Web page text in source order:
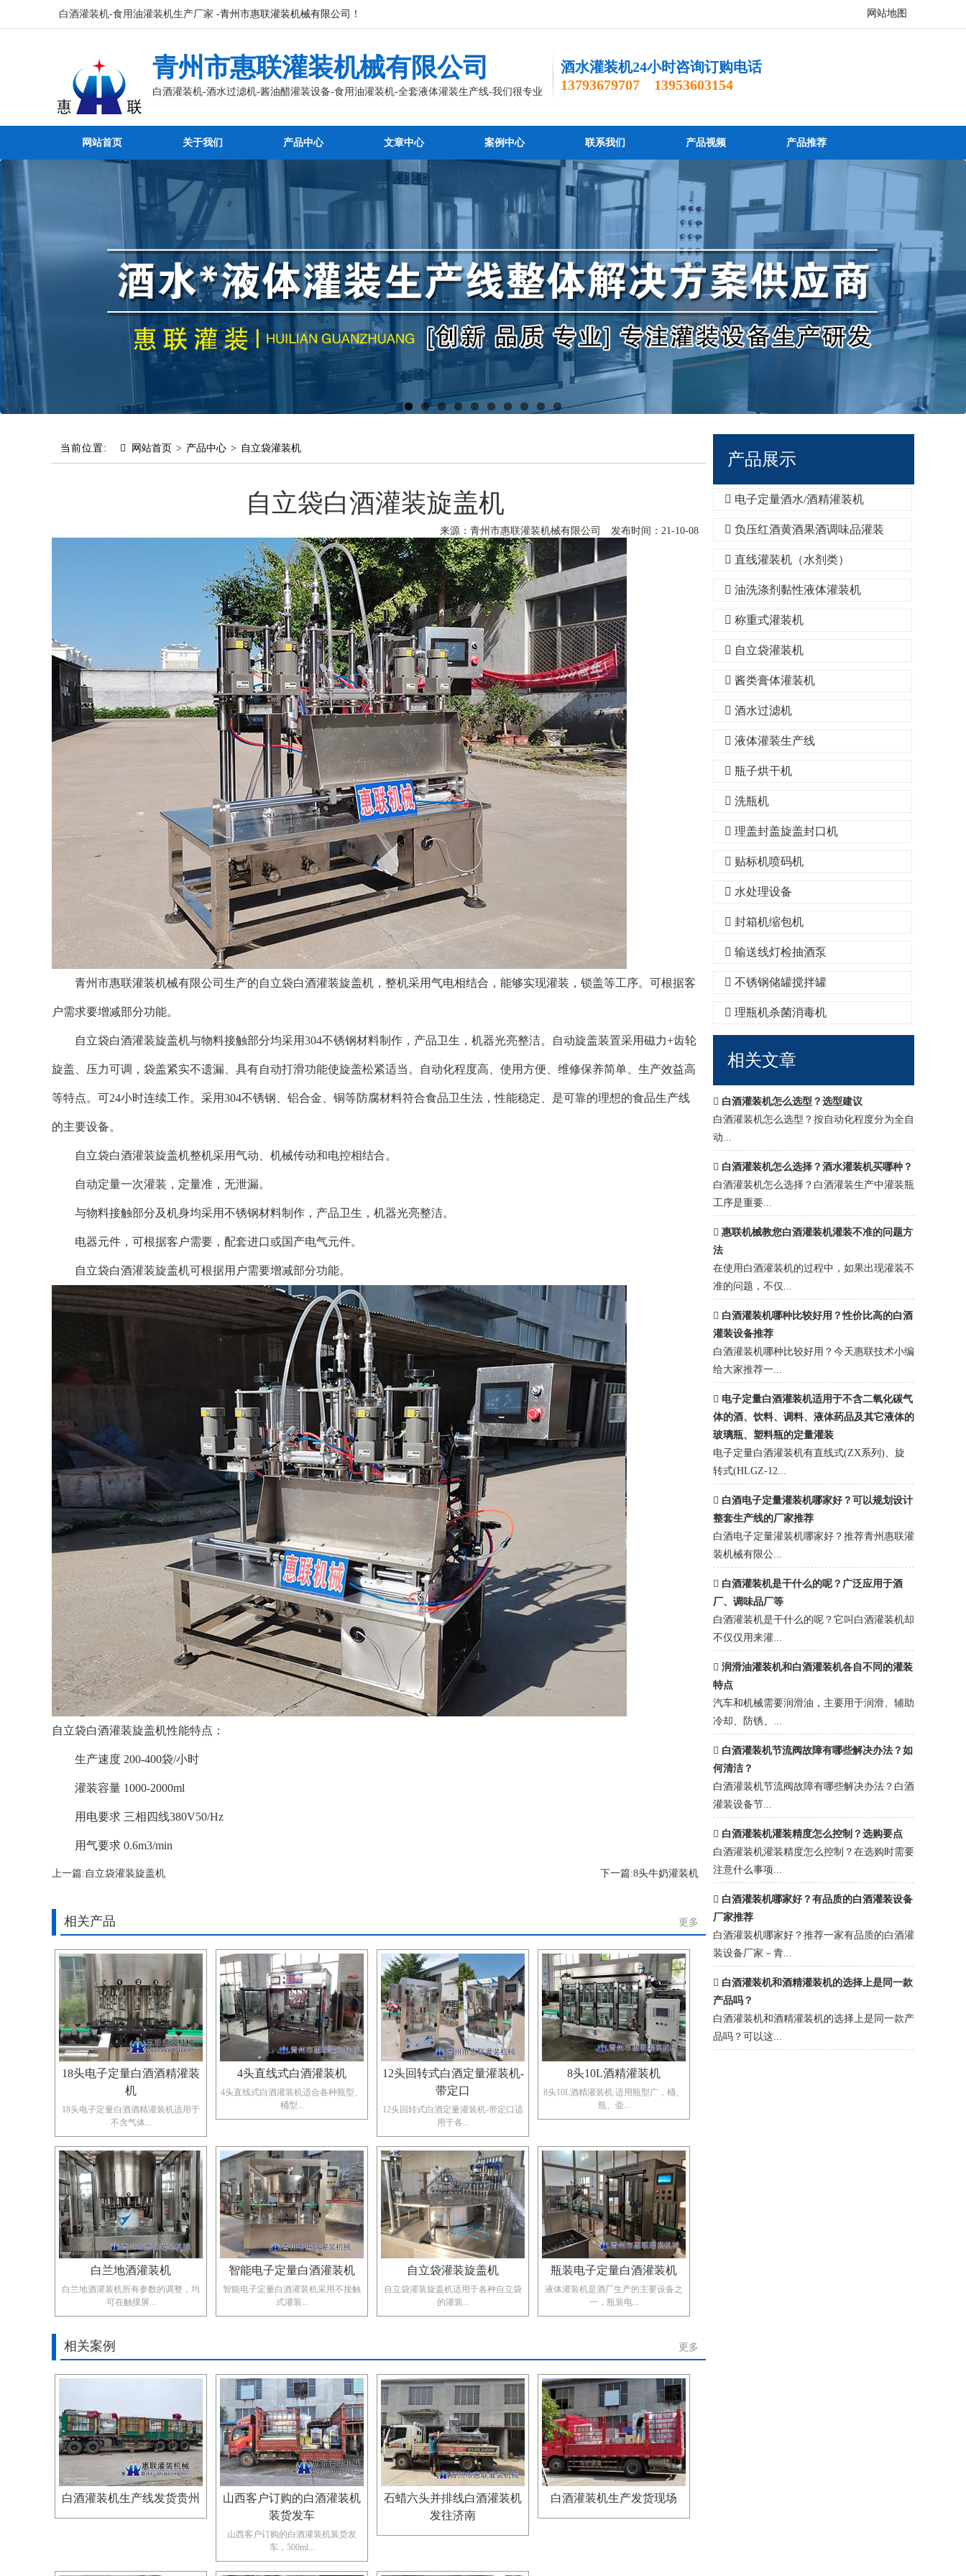
白酒灌装机-食用油灌装机生产厂家 -青州市惠联灌装机械有限公司！ 网站地图
青州市惠联灌装机械有限公司
白酒灌装机-酒水过滤机-酱油醋灌装设备-食用油灌装机-全套液体灌装生产线-我们很专业
酒水灌装机24小时咨询订购电话
13793679707 13953603154
服务咨询热线
13793679707
网站首页 关于我们 产品中心 文章中心 案例中心 联系我们 产品视频 产品推荐
当前位置: 网站首页 > 产品中心 > 自立袋灌装机
自立袋白酒灌装旋盖机
来源：青州市惠联灌装机械有限公司 发布时间：21-10-08
青州市惠联灌装机械有限公司生产的自立袋白酒灌装旋盖机，整机采用气电相结合，能够实现灌装，锁盖等工序。可根据客
户需求要增减部分功能。
自立袋白酒灌装旋盖机与物料接触部分均采用304不锈钢材料制作，产品卫生，机器光亮整洁。自动旋盖装置采用磁力+齿轮
旋盖、压力可调，袋盖紧实不遗漏、具有自动打滑功能使旋盖松紧适当。自动化程度高、使用方便、维修保养简单、生产效益高
等特点。可24小时连续工作。采用304不锈钢、铝合金、铜等防腐材料符合食品卫生法，性能稳定、是可靠的理想的食品生产线
的主要设备。
自立袋白酒灌装旋盖机整机采用气动、机械传动和电控相结合。
自动定量一次灌装，定量准，无泄漏。
与物料接触部分及机身均采用不锈钢材料制作，产品卫生，机器光亮整洁。
电器元件，可根据客户需要，配套进口或国产电气元件。
自立袋白酒灌装旋盖机可根据用户需要增减部分功能。
自立袋白酒灌装旋盖机性能特点：
生产速度 200-400袋/小时
灌装容量 1000-2000ml
用电要求 三相四线380V50/Hz
用气要求 0.6m3/min
上一篇: 自立袋灌装旋盖机 下一篇:8头牛奶灌装机
相关产品 更多
18头电子定量白酒酒精灌装
机
18头电子定量白酒酒精灌装机适用于
不含气体...
4头直线式白酒灌装机
4头直线式白酒灌装机​适合各种瓶型、
桶型...
12头回转式白酒定量灌装机-
带定口
12头回转式白酒定量灌装机-带定口适
用于各...
8头10L酒精灌装机
8头10L酒精灌装机 ​适用瓶型广，桶、
瓶、壶...
白兰地酒灌装机
白兰地酒灌装机所有参数的调整，均
可在触摸屏...
智能电子定量白酒灌装机
智能电子定量白酒灌装机采用​不接触
式灌装...
自立袋灌装旋盖机
自立袋灌装旋盖机​适用于各种自立袋
的灌装...
瓶装电子定量白酒灌装机
液体灌装机是酒厂生产的主要设备之
一，瓶装电...
相关案例 更多
白酒灌装机生产线发货贵州
山西客户订购的白酒灌装机
装货发车
山西客户订购的白酒灌装机装货发
车，​500ml...
石蜡六头并排线白酒灌装机
发往济南
白酒灌装机生产发货现场
产品展示
电子定量酒水/酒精灌装机
负压红酒黄酒果酒调味品灌装
直线灌装机（水剂类）
油洗涤剂黏性液体灌装机
称重式灌装机
自立袋灌装机
酱类膏体灌装机
酒水过滤机
液体灌装生产线
瓶子烘干机
洗瓶机
理盖封盖旋盖封口机
贴标机喷码机
水处理设备
封箱机缩包机
输送线灯检抽酒泵
不锈钢储罐搅拌罐
理瓶机杀菌消毒机
相关文章
白酒灌装机怎么选型？选型建议
白酒灌装机怎么选型？​按‌自动化程度‌分为‌全自
动‌...
白酒灌装机怎么选择？酒水灌装机买哪种？
白酒灌装机怎么选择？​白酒灌装生产中灌装瓶
工序是重要...
惠联机械教您白酒灌装机灌装不准的问题方
法
在使用白酒灌装机的过程中，如果出现灌装不
准的问题，不仅...
白酒灌装机哪种比较好用？性价比高的白酒
灌装设备推荐
白酒灌装机哪种比较好用？今天惠联技术小编
给大家推荐一...
电子定量白酒灌装机适用于不含二氧化碳气
体的酒、饮料、调料、液体药品及其它液体的
玻璃瓶、塑料瓶的定量灌装
电子定量白酒灌装机有直线式(ZX系列)、旋
转式(HLGZ-12...
白酒电子定量灌装机哪家好？可以规划设计
整套生产线的厂家推荐
白酒电子定量灌装机哪家好？推荐青州惠联灌
装机械有限公...
白酒灌装机是干什么的呢？广泛应用于酒
厂、调味品厂等
白酒灌装机是干什么的呢？它叫白酒灌装机却
不仅仅用来灌...
润滑油灌装机和白酒灌装机各自不同的灌装
特点
汽车和机械需要润滑油，主要用于润滑、辅助
冷却、防锈、...
白酒灌装机节流阀故障有哪些解决办法？如
何清洁？
白酒灌装机节流阀故障有哪些解决办法？​白酒
灌装设备节...
白酒灌装机灌装精度怎么控制？选购要点
白酒灌装机灌装精度怎么控制？在选购时需要
注意什么事项...
白酒灌装机哪家好？有品质的白酒灌装设备
厂家推荐
白酒灌装机哪家好？推荐一家有品质的白酒灌
装设备厂家－青...
白酒灌装机和酒精灌装机的选择上是同一款
产品吗？
白酒灌装机和酒精灌装机的选择上是同一款产
品吗？可以这...